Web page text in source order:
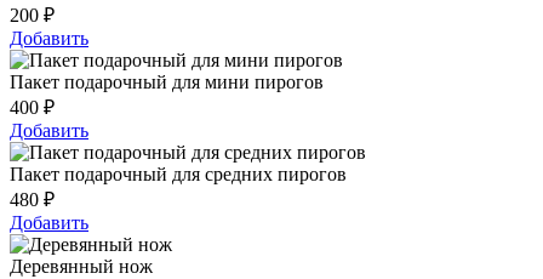
200 ₽
Добавить
Пакет подарочный для мини пирогов
400 ₽
Добавить
Пакет подарочный для средних пирогов
480 ₽
Добавить
Деревянный нож